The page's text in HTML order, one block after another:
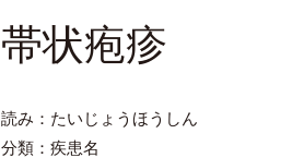
帯状疱疹
読み：たいじょうほうしん
分類：疾患名